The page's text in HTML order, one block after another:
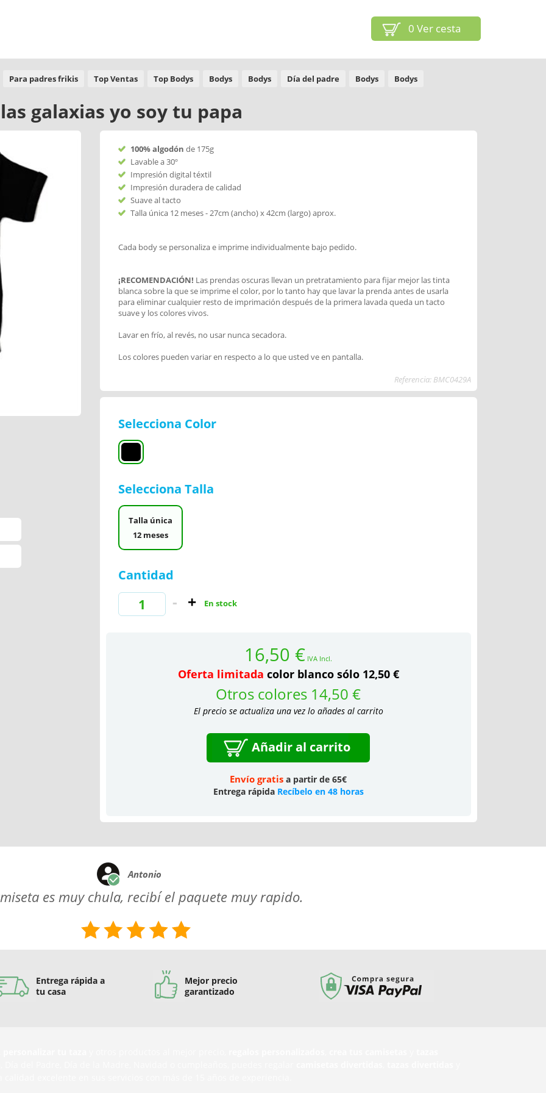
0 Ver cesta
Para padres frikis Top Ventas Top Bodys Bodys Bodys Día del padre Bodys Bodys
galaxias yo soy tu papa
100% algodón de 175g
Lavable a 30º
Impresión digital téxtil
Impresión duradera de calidad
Suave al tacto
Talla única 12 meses - 27cm (ancho) x 42cm (largo) aprox.
Cada body se personaliza e imprime individualmente bajo pedido.
¡RECOMENDACIÓN! Las prendas oscuras llevan un pretratamiento para fijar mejor las tinta
blanca sobre la que se imprime el color, por lo tanto hay que lavar la prenda antes de usarla
para eliminar cualquier resto de imprimación después de la primera lavada queda un tacto
suave y los colores vivos.
Lavar en frío, al revés, no usar nunca secadora.
Los colores pueden variar en respecto a lo que usted ve en pantalla.
Referencia: BMC0429A
Selecciona Color
Selecciona Talla
Talla única
12 meses
Cantidad
En stock
16,50 € IVA Incl.
Oferta limitada color blanco sólo 12,50 €
Otros colores 14,50 €
El precio se actualiza una vez lo añades al carrito
Añadir al carrito
Envío gratis a partir de 65€
Entrega rápida Recíbelo en 48 horas
Antonio
es muy chula, recibí el paquete muy rapido.
Entrega rápida a
tu casa
Mejor precio
garantizado